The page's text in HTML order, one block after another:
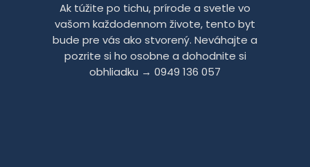
Ak túžite po tichu, prírode a svetle vo
vašom každodennom živote, tento byt
bude pre vás ako stvorený. Neváhajte a
pozrite si ho osobne a dohodnite si
obhliadku → 0949 136 057